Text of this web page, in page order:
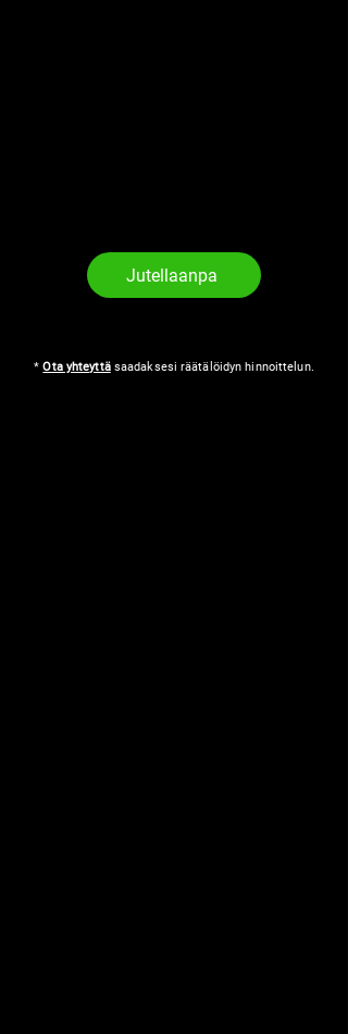
Jutellaanpa
*Ota yhteyttäsaadaksesi räätälöidyn hinnoittelun.